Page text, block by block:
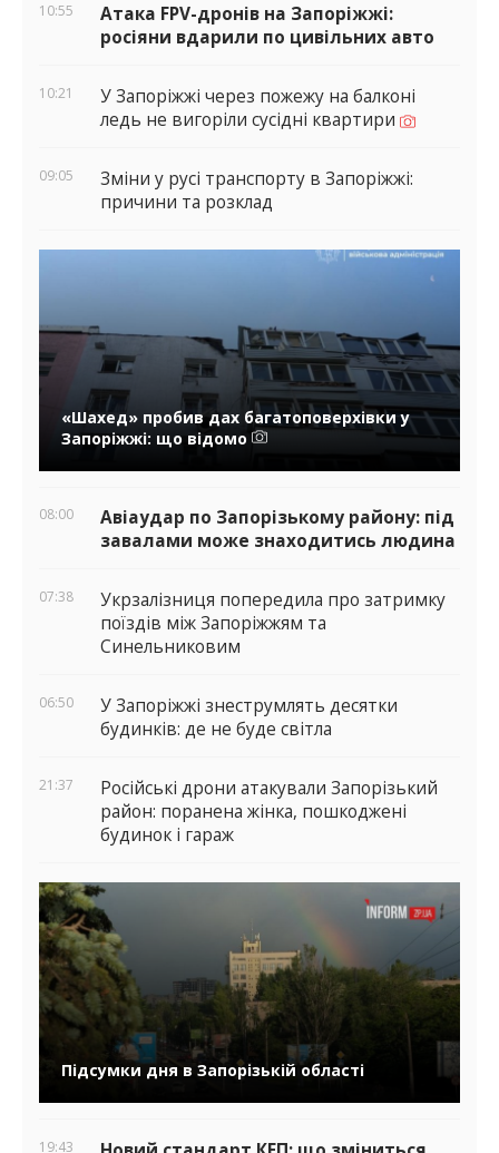
10:55
Атака FPV-дронів на Запоріжжі:
росіяни вдарили по цивільних авто
10:21
У Запоріжжі через пожежу на балконі
ледь не вигоріли сусідні квартири
09:05
Зміни у русі транспорту в Запоріжжі:
причини та розклад
«Шахед» пробив дах багатоповерхівки у
Запоріжжі: що відомо
08:00
Авіаудар по Запорізькому району: під
завалами може знаходитись людина
07:38
Укрзалізниця попередила про затримку
поїздів між Запоріжжям та
Синельниковим
06:50
У Запоріжжі знеструмлять десятки
будинків: де не буде світла
21:37
Російські дрони атакували Запорізький
район: поранена жінка, пошкоджені
будинок і гараж
Підсумки дня в Запорізькій області
19:43